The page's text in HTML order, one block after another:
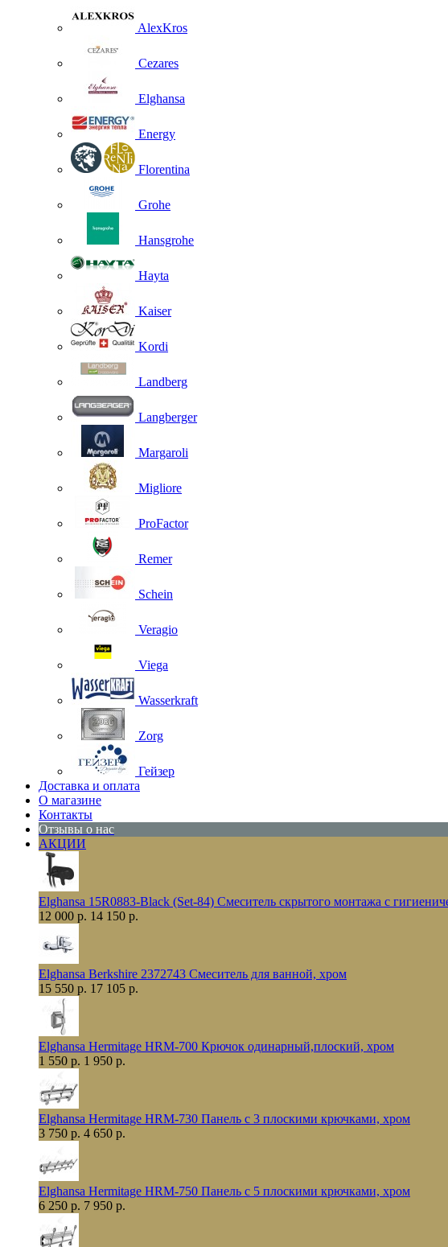
AlexKros
Cezares
Elghansa
Energy
Florentina
Grohe
Hansgrohe
Hayta
Kaiser
Kordi
Landberg
Langberger
Margaroli
Migliore
ProFactor
Remer
Schein
Veragio
Viega
Wasserkraft
Zorg
Гейзер
Доставка и оплата
О магазине
Контакты
Отзывы о нас
АКЦИИ
Elghansa 15R0883-Black (Set-84) Смеситель скрытого монтажа с
12 000 р. 14 150 р.
Elghansa Berkshire 2372743 Смеситель для ванной, хром
15 550 р. 17 105 р.
Elghansa Hermitage HRM-700 Крючок одинарный,плоский, хром
1 550 р. 1 950 р.
Elghansa Hermitage HRM-730 Панель с 3 плоскими крючками, хром
3 750 р. 4 650 р.
Elghansa Hermitage HRM-750 Панель с 5 плоскими крючками, хром
6 250 р. 7 950 р.